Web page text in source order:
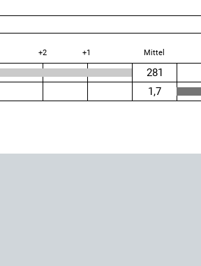
+2 +1 Mittel
281
1,7